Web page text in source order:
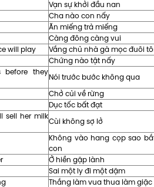
Vạn sự khởi đầu nan
Cha nào con nấy
Ăn miếng trả miếng
Càng đông càng vui
will play
Vắng chủ nhà gà mọc đuôi
Chứng nào tật nấy
before theyNói trước bước không qua
Chở củi về rừng
Dục tốc bất đạt
sell her milkCùi không sợ lở
Không vào hang cọp sao
con
Ở hiền gặp lành
Sai một ly đi một dặm
Thắng làm vua thua làm giặc